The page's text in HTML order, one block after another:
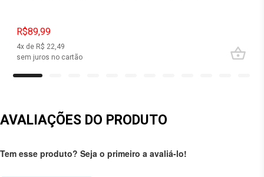
R$89,99
4x de R$ 22,49
sem juros no cartão
AVALIAÇÕES DO PRODUTO
Tem esse produto? Seja o primeiro a avaliá-lo!